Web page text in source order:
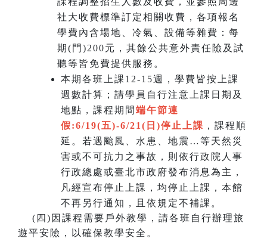
社大收費標準訂定相關收費，各項報名
學費內含場地、冷氣、設備等雜費：每
期(門)200元，其餘公共意外責任險及試
聽等皆免費提供服務。
本期各班上課12-15週，學費皆按上課
週數計算；請學員自行注意上課日期及
地點，課程期間 端午節連
假:6/19(五)-6/21(日)停止上課 ，課程順
延。若遇颱風、水患、地震…等天然災
害或不可抗力之事故，則依行政院人事
行政總處或臺北市政府發布消息為主，
凡經宣布停止上課，均停止上課，本館
不再另行通知，且依規定不補課。
( 四)因課程需要戶外教學，請各班自行辦理旅
遊平安險，以確保教學安全。